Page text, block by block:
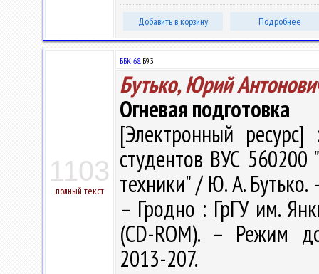
Добавить в корзину Подробнее
1103
полный текст
ББК 68.Б93
Бутько, Юрий
Огневая подготовка
[Электронный ресурс]
студентов ВУС 560200
техники" / Ю. А. Бутько.
– Гродно : ГрГУ им.
(CD-ROM). – Режим
2013-207.